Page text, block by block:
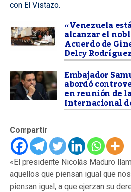
con El Vistazo.
«Venezuela
alcanzar el
Acuerdo de
Delcy
Embajador
abordó
en reunión de
Internacional
Compartir
«El presidente Nicolás Maduro
aquellos que piensan igual que
piensan igual, a que ejerzan su